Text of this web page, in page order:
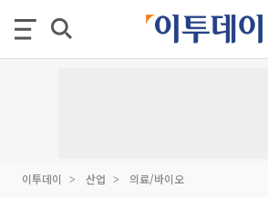
이투데이 산업 의료/바이오